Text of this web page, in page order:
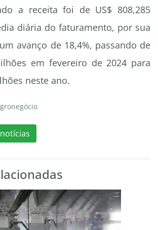
a receita foi de US$ 808,285
diária do faturamento, por sua
avanço de 18,4%, passando de
em fevereiro de 2024 para
neste ano.